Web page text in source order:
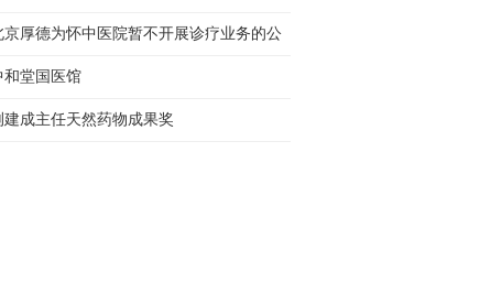
生集团）的公告
京厚德为怀中医院暂不开展诊疗业务的公
和堂国医馆
建成主任天然药物成果奖